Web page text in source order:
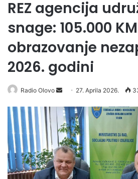
REZ agencija
snage: 105.000
obrazovanje
2026. godini
Radio Olovo
n
d
a
n
e
m
27. Aprila 2026.